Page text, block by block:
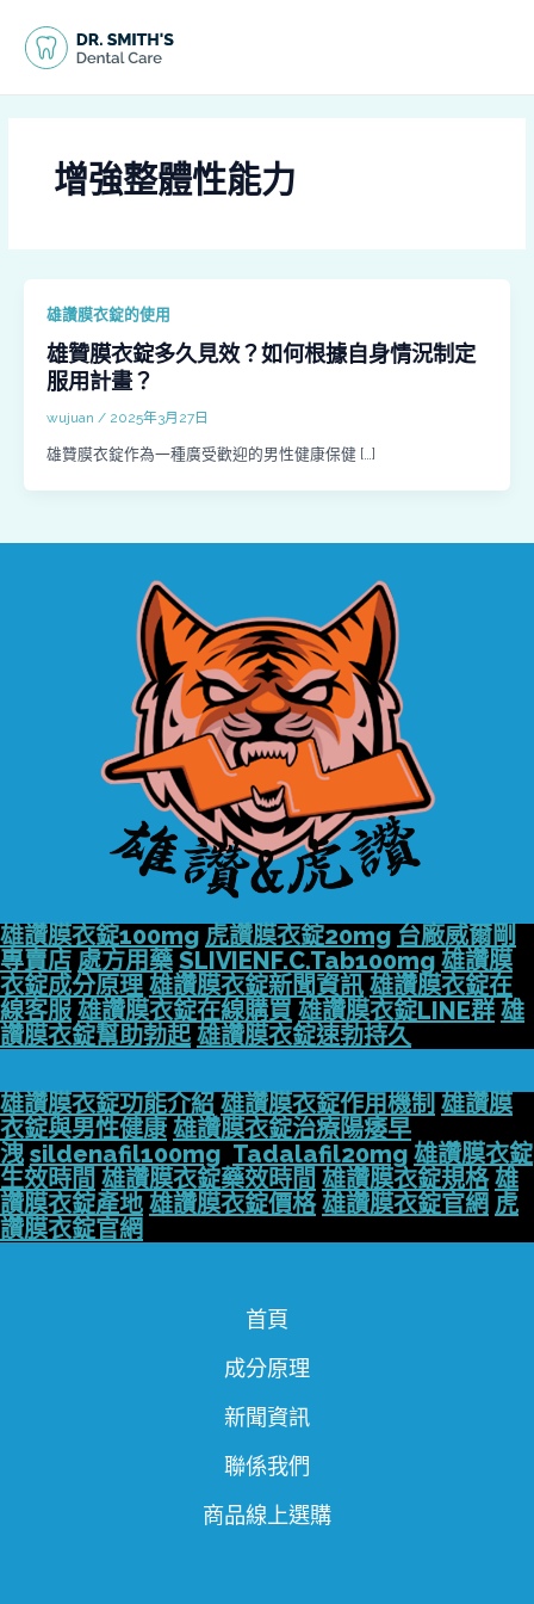
增強整體性能力
雄讚膜衣錠的使用
雄贊膜衣錠多久見效？如何根據自身情況制定
服用計畫？
wujuan / 2025年3月27日
雄贊膜衣錠作為一種廣受歡迎的男性健康保健 […]
雄讚膜衣錠100mg 虎讚膜衣錠20mg 台廠威爾剛
專賣店 處方用藥 SLIVIENF.C.Tab100mg 雄讚膜
衣錠成分原理 雄讚膜衣錠新聞資訊 雄讚膜衣錠在
線客服 雄讚膜衣錠在線購買 雄讚膜衣錠LINE群 雄
讚膜衣錠幫助勃起 雄讚膜衣錠速勃持久
雄讚膜衣錠功能介紹 雄讚膜衣錠作用機制 雄讚膜
衣錠與男性健康 雄讚膜衣錠治療陽痿早
洩 sildenafil100mg Tadalafil20mg 雄讚膜衣錠
生效時間 雄讚膜衣錠藥效時間 雄讚膜衣錠規格 雄
讚膜衣錠產地 雄讚膜衣錠價格 雄讚膜衣錠官網 虎
讚膜衣錠官網
首頁
成分原理
新聞資訊
聯係我們
商品線上選購